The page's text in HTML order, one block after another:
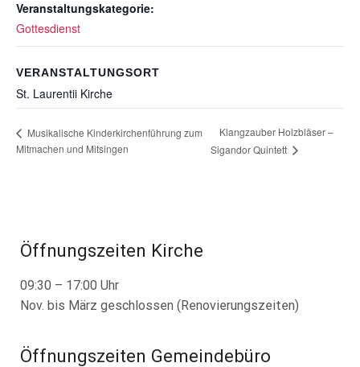
Veranstaltungskategorie:
Gottesdienst
VERANSTALTUNGSORT
St. Laurentii Kirche
Musikalische Kinderkirchenführung zum
Mitmachen und Mitsingen
Klangzauber Holzbläser –
Sigandor Quintett
Öffnungszeiten Kirche
09:30 – 17:00 Uhr
Nov. bis März geschlossen (Renovierungszeiten)
Öffnungszeiten Gemeindebüro